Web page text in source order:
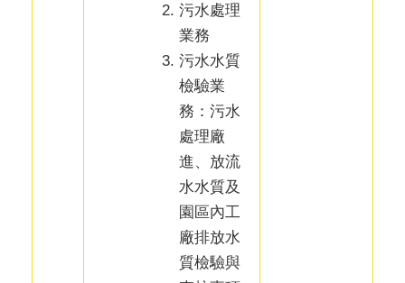
污水處理
業務
污水水質
檢驗業
務：污水
處理廠
進、放流
水水質及
園區內工
廠排放水
質檢驗與